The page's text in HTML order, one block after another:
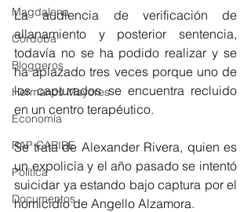
Magdalena
Córdoba
Bloggeros
Hermanos Mayores
Economía
RAP CARIBE
Política
Documentos
La audiencia de verificación de
allanamiento y posterior sentencia,
todavía no se ha podido realizar y se
ha aplazado tres veces porque uno de
los capturados se encuentra recluido
en un centro terapéutico.
Se trata de Alexander Rivera, quien es
un expolicía y el año pasado se intentó
suicidar ya estando bajo captura por el
homicidio de Angello Alzamora.